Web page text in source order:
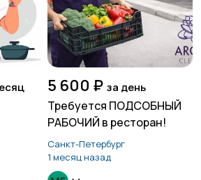
5 600 ₽ за день
Требуется ПОДСОБНЫЙ
РАБОЧИЙ в ресторан!
Санкт-Петербург
1 месяц назад